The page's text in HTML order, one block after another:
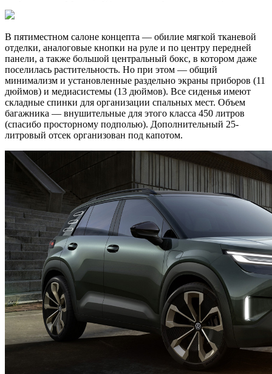
В пятиместном салоне концепта — обилие мягкой тканевой
отделки, аналоговые кнопки на руле и по центру передней
панели, а также большой центральный бокс, в котором даже
поселилась растительность. Но при этом — общий
минимализм и установленные раздельно экраны приборов (11
дюймов) и медиасистемы (13 дюймов). Все сиденья имеют
складные спинки для организации спальных мест. Объем
багажника — внушительные для этого класса 450 литров
(спасибо просторному подполью). Дополнительный 25-
литровый отсек организован под капотом.